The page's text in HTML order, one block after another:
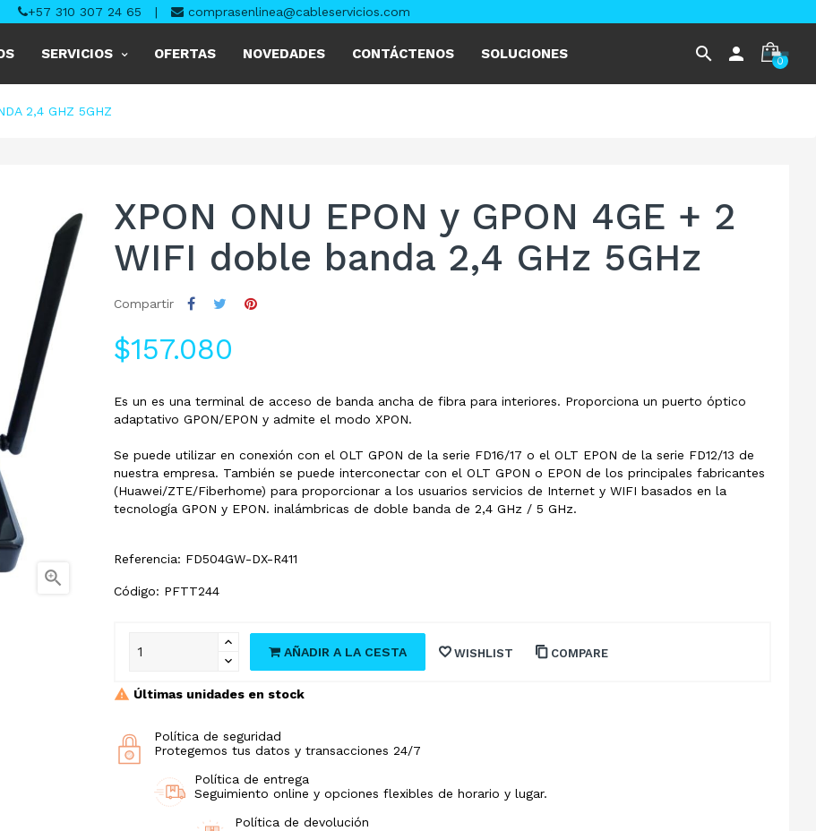
+57 310 307 24 65 | comprasenlinea@cableservicios.com
SERVICIOS OFERTAS NOVEDADES CONTÁCTENOS SOLUCIONES search person 0
2,4 GHZ 5GHZ

XPON ONU EPON y GPON 4GE + 2
WIFI doble banda 2,4 GHz 5GHz
Compartir
$157.080
Es un es una terminal de acceso de banda ancha de fibra para interiores. Proporciona un puerto óptico
adaptativo GPON/EPON y admite el modo XPON.
Se puede utilizar en conexión con el OLT GPON de la serie FD16/17 o el OLT EPON de la serie FD12/13 de
nuestra empresa. También se puede interconectar con el OLT GPON o EPON de los principales fabricantes
(Huawei/ZTE/Fiberhome) para proporcionar a los usuarios servicios de Internet y WIFI basados ​​en la
tecnología GPON y EPON. inalámbricas de doble banda de 2,4 GHz / 5 GHz.
Referencia: FD504GW-DX-R411
Código: PFTT244
AÑADIR A LA CESTA WISHLIST COMPARE
Últimas unidades en stock
Política de seguridad
Protegemos tus datos y transacciones 24/7
Política de entrega
Seguimiento online y opciones flexibles de horario y lugar.
Política de devolución